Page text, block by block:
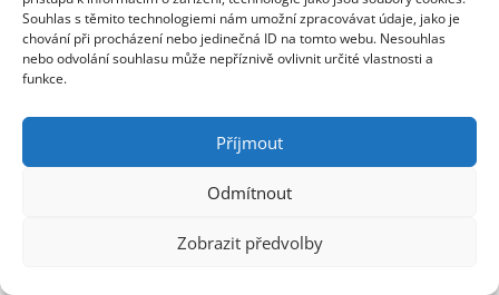
Souhlas s těmito technologiemi nám umožní zpracovávat údaje, jako je
chování při procházení nebo jedinečná ID na tomto webu. Nesouhlas
nebo odvolání souhlasu může nepříznivě ovlivnit určité vlastnosti a
funkce.
Příjmout
Odmítnout
Zobrazit předvolby
než nová bouřka překvapí nás
© Jaromír Nohavica 2006 - 2025 | Webmaster: Tomáš
Linhart | Webhosting: ha-vel |
Národní knihovnou ČR